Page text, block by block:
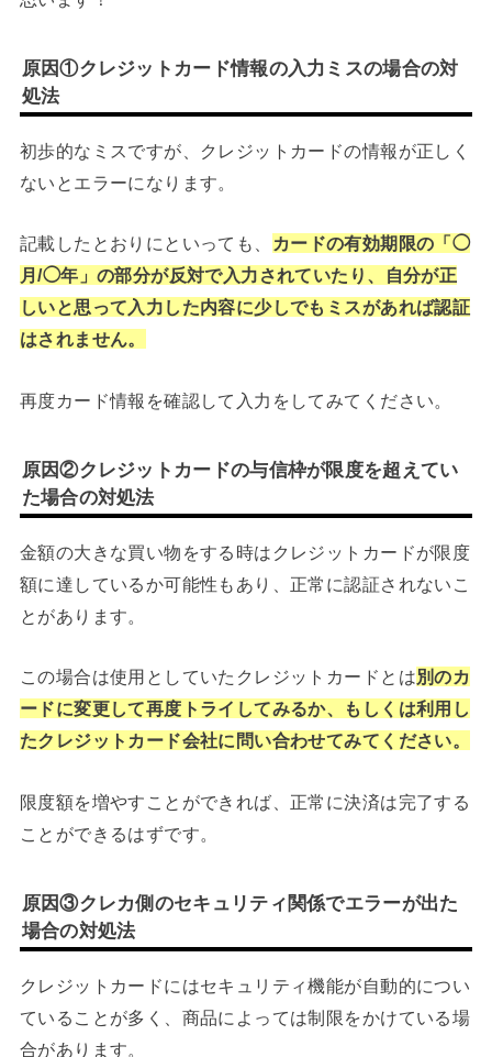
原因①クレジットカード情報の入力ミスの場合の対
処法
初歩的なミスですが、クレジットカードの情報が正しく
ないとエラーになります。
記載したとおりにといっても、
カードの有効期限の「◯
月/◯年」の部分が反対で入力されていたり、自分が正
しいと思って入力した内容に少しでもミスがあれば認証
はされません。
再度カード情報を確認して入力をしてみてください。
原因②クレジットカードの与信枠が限度を超えてい
た場合の対処法
金額の大きな買い物をする時はクレジットカードが限度
額に達しているか可能性もあり、正常に認証されないこ
とがあります。
この場合は使用としていたクレジットカードとは別のカ
ードに変更して再度トライしてみるか、もしくは利用し
たクレジットカード会社に問い合わせてみてください。
限度額を増やすことができれば、正常に決済は完了する
ことができるはずです。
原因③クレカ側のセキュリティ関係でエラーが出た
場合の対処法
クレジットカードにはセキュリティ機能が自動的につい
ていることが多く、商品によっては制限をかけている場
合があります。